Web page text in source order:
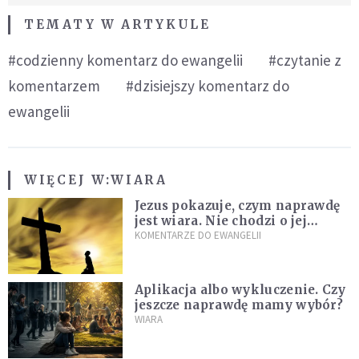
TEMATY W ARTYKULE
#codzienny komentarz do ewangelii
#czytanie z
komentarzem
#dzisiejszy komentarz do
ewangelii
WIĘCEJ W:WIARA
Jezus pokazuje, czym naprawdę
jest wiara. Nie chodzi o jej
wielkość
KOMENTARZE DO EWANGELII
Aplikacja albo wykluczenie. Czy
jeszcze naprawdę mamy wybór?
WIARA